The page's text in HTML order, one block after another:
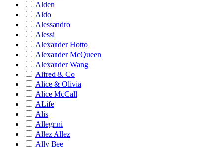
Alden
Aldo
Alessandro
Alessi
Alexander Hotto
Alexander McQueen
Alexander Wang
Alfred & Co
Alice & Olivia
Alice McCall
ALife
Alis
Allegrini
Allez Allez
Ally Bee